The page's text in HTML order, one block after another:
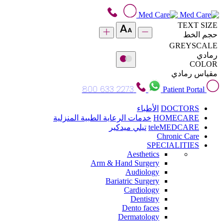
TEXT SIZE
حجم الخط
GREYSCALE
رمادي
COLOR
مقياس رمادي
Patient Portal
800 633 2273
DOCTORS الأطباء
HOMECARE خدمات الرعاية الطبية المنزلية
teleMEDCARE تيلي ميدكير
Chronic Care
SPECIALITIES
Aesthetics
Arm & Hand Surgery
Audiology
Bariatric Surgery
Cardiology
Dentistry
Dento faces
Dermatology